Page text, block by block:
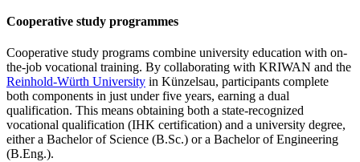
Cooperative study programmes
Cooperative study programs combine university education with on-
the-job vocational training. By collaborating with KRIWAN and the
Reinhold-Würth University in Künzelsau, participants complete
both components in just under five years, earning a dual
qualification. This means obtaining both a state-recognized
vocational qualification (IHK certification) and a university degree,
either a Bachelor of Science (B.Sc.) or a Bachelor of Engineering
(B.Eng.).